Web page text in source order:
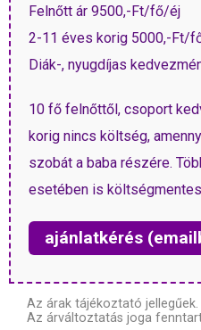
Felnőtt ár 9500,-Ft/fő/éj
2-11 éves korig 5000,-Ft/
Diák-, nyugdíjas
10 fő felnőttől, csoport
korig nincs költség,
szobát a baba részére.
esetében is
ajánlatkérés
Az árak tájékoztató jellegűek.
Az árváltoztatás joga